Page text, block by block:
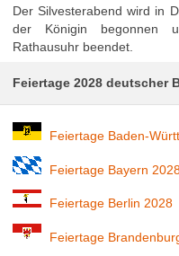
Der Silvesterabend wird in
der Königin begonnen
Rathausuhr beendet.
Feiertage 2028 deutscher
Feiertage Baden-
Feiertage Bayern
Feiertage Berlin 2028
Feiertage